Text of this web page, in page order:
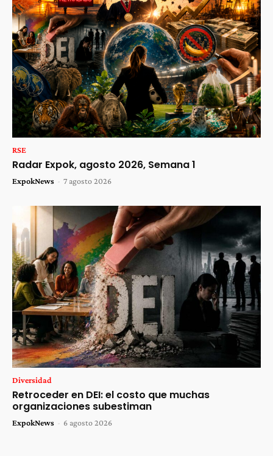
RSE
Radar Expok, agosto 2026, Semana 1
ExpokNews - 7 agosto 2026
Diversidad
Retroceder en DEI: el costo que muchas
organizaciones subestiman
ExpokNews - 6 agosto 2026